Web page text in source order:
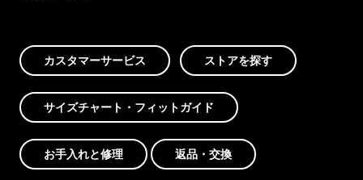
カスタマーサービス ストアを探す
サイズチャート・フィットガイド
お手入れと修理 返品・交換